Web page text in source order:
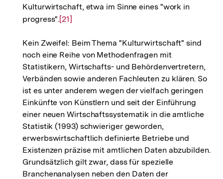
Kulturwirtschaft, etwa im Sinne eines "work in
progress".Zur
der
Fußnote
[21]
Kein Zweifel: Beim Thema "Kulturwirtschaft" sind
noch eine Reihe von Methodenfragen mit
Statistikern, Wirtschafts- und Behördenvertretern,
Verbänden sowie anderen Fachleuten zu klären. So
ist es unter anderem wegen der vielfach geringen
Einkünfte von Künstlern und seit der Einführung
einer neuen Wirtschaftssystematik in die amtliche
Statistik (1993) schwieriger geworden,
erwerbswirtschaftlich definierte Betriebe und
Existenzen präzise mit amtlichen Daten abzubilden.
Grundsätzlich gilt zwar, dass für spezielle
Branchenanalysen neben den Daten der